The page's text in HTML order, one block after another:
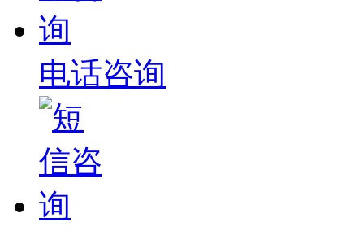
电话咨询